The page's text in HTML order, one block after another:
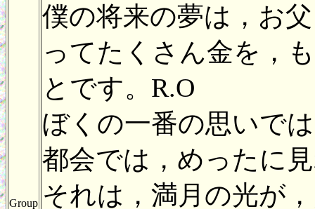
Group
僕の将来の夢は，お
ってたくさん金を，
とです。R.O
ぼくの一番の思いで
都会では，めったに
それは，満月の光が